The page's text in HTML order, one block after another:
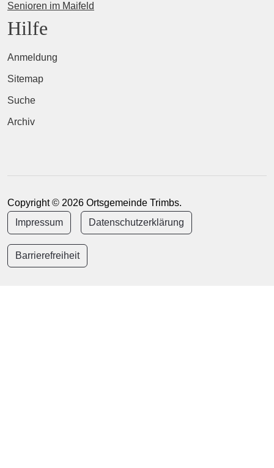
Senioren im Maifeld
Hilfe
Anmeldung
Sitemap
Suche
Archiv
Copyright © 2026 Ortsgemeinde Trimbs.
Impressum
Datenschutzerklärung
Barrierefreiheit